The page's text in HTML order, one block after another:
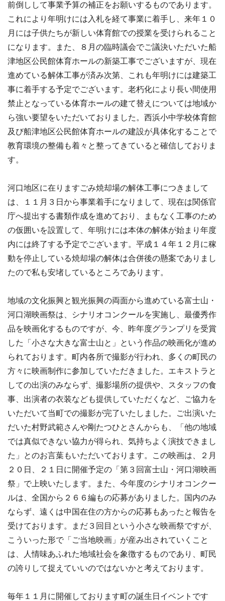
前倒しして事業予算の補正をお願いするものであります。
これにより年明けには入札を経て事業に着手し、来年１０
月には子供たちが新しい体育館での授業を受けられること
になります。また、８月の臨時議会でご議決いただいた船
津地区公民館体育ホールの新築工事でございますが、現在
進めている解体工事が済み次第、これも年明けには建築工
事に着手する予定でございます。老朽化により長い間使用
禁止となっている体育ホールの建て替えについては地域か
ら強い要望をいただいておりました。西浜小中学校体育館
及び船津地区公民館体育ホールの建設が具体化することで
教育環境の整備も着々と整ってきていると確信しておりま
す。
河口地区に在りますごみ焼却場の解体工事につきまして
は、１１月３日から事業着手になりまして、現在は関係官
庁へ提出する書類作成を進めており、まもなく工事のため
の仮囲いを設置して、年明けには本体の解体が始まり年度
内には終了する予定でございます。平成１４年１２月に稼
動を停止している焼却場の解体は合併後の懸案でありまし
たので私も安堵しているところであります。
地域の文化振興と観光振興の両面から進めている富士山・
河口湖映画祭は、シナリオコンクールを実施し、最優秀作
品を映画化するものですが、今、昨年度グランプリを受賞
した「小さな大きな富士山と」という作品の映画化が進め
られております。町内各所で撮影が行われ、多くの町民の
方々に映画制作に参加していただきました。エキストラと
しての出演のみならず、撮影場所の提供や、スタッフの食
事、出演者の衣装なども提供していただくなど、ご協力を
いただいて当町での撮影が完了いたしました。ご出演いた
だいた村野武範さんや剛たつひとさんからも、「他の地域
では真似できない協力が得られ、気持ちよく演技できまし
た」とのお言葉もいただいております。この映画は、２月
２０日、２１日に開催予定の「第３回富士山・河口湖映画
祭」で上映いたします。また、今年度のシナリオコンクー
ルは、全国から２６６編もの応募がありました。国内のみ
ならず、遠くは中国在住の方からの応募もあったと報告を
受けております。まだ３回目という小さな映画祭ですが、
こういった形で「ご当地映画」が産み出されていくこと
は、人情味あふれた地域社会を象徴するものであり、町民
の誇りして捉えていいのではないかと考えております。
毎年１１月に開催しております町の誕生日イベントです